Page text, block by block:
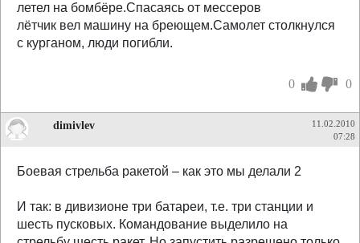
летел на бомбёре.Спасаясь от мессеров
лётчик вел машину на бреющем.Самолет столкнулся
с курганом, люди погибли.
0 0
dimivlev
11.02.2010
07:28
Боевая стрельба ракетой – как это мы делали 2
И так: в дивизионе три батареи, т.е. три станции и
шесть пусковых. Командование выделило на